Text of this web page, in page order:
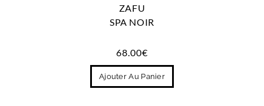
ZAFU
SPA NOIR
68.00€
Ajouter Au Panier